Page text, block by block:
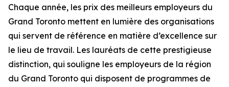
Chaque année, les prix des meilleurs employeurs du
Grand Toronto mettent en lumière des organisations
qui servent de référence en matière d’excellence sur
le lieu de travail. Les lauréats de cette prestigieuse
distinction, qui souligne les employeurs de la région
du Grand Toronto qui disposent de programmes de